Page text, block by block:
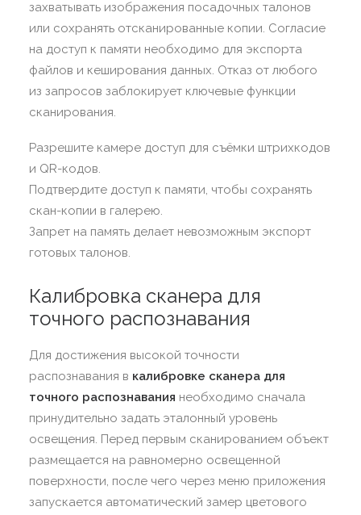
захватывать изображения посадочных талонов
или сохранять отсканированные копии. Согласие
на доступ к памяти необходимо для экспорта
файлов и кеширования данных. Отказ от любого
из запросов заблокирует ключевые функции
сканирования.
Разрешите камере доступ для съёмки штрихкодов
и QR-кодов.
Подтвердите доступ к памяти, чтобы сохранять
скан-копии в галерею.
Запрет на память делает невозможным экспорт
готовых талонов.
Калибровка сканера для
точного распознавания
Для достижения высокой точности
распознавания в калибровке сканера для
точного распознавания необходимо сначала
принудительно задать эталонный уровень
освещения. Перед первым сканированием объект
размещается на равномерно освещенной
поверхности, после чего через меню приложения
запускается автоматический замер цветового